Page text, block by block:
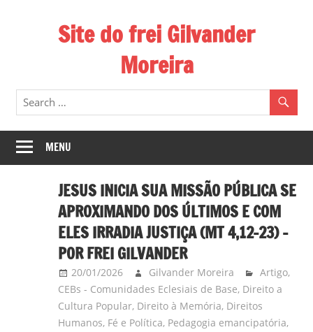
Site do frei Gilvander
Moreira
Esse
site
frei
Gilvander
atuação
pastoral
militância
MENU
JESUS INICIA SUA MISSÃO PÚBLICA SE
APROXIMANDO DOS ÚLTIMOS E COM
ELES IRRADIA JUSTIÇA (MT 4,12-23) –
POR FREI GILVANDER
20/01/2026 Gilvander Moreira Artigo,
CEBs - Comunidades Eclesiais de Base, Direito a
Cultura Popular, Direito à Memória, Direitos
Humanos, Fé e Política, Pedagogia emancipatória,